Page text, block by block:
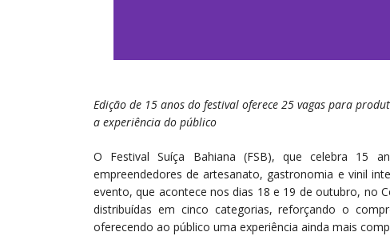
Edição de 15 anos do festival oferece 25 vagas para
a experiência do público
O Festival Suíça Bahiana (FSB), que celebra 15
empreendedores de artesanato, gastronomia e vinil
evento, que acontece nos dias 18 e 19 de outubro, no
distribuídas em cinco categorias, reforçando o
oferecendo ao público uma experiência ainda mais